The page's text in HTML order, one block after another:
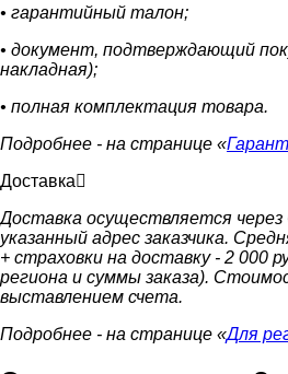
• гарантийный талон;
• документ, подтверждающий
накладная);
• полная комплектация товара.
Подробнее - на странице «
Доставка
Доставка осуществляется через
указанный адрес заказчика.
+ страховки на доставку - 2 000
региона и суммы заказа).
выставлением счета.
Подробнее - на странице «Для